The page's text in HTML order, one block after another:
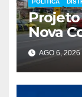
POLÍTICA
Nova
Federal
AGO 6, 2026